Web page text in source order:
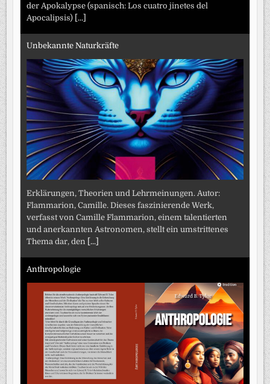
der Apokalypse (spanisch: Los cuatro jinetes del
Apocalipsis) [...]
Unbekannte Naturkräfte
Erklärungen, Theorien und Lehrmeinungen. Autor:
Flammarion, Camille. Dieses faszinierende Werk,
verfasst von Camille Flammarion, einem talentierten
und anerkannten Astronomen, stellt ein umstrittenes
Thema dar, den [...]
Anthropologie